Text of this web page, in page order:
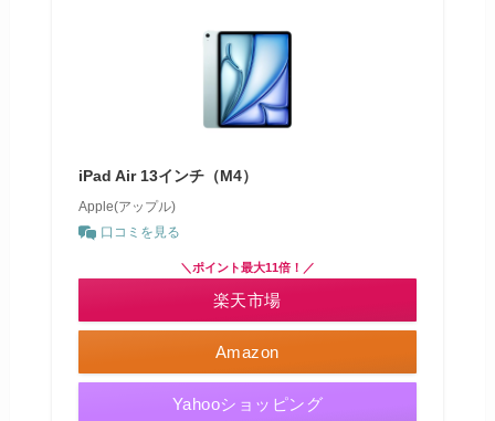
iPad Air 13インチ（M4）
Apple(アップル)
口コミを見る
Amazon
＼ポイント最大11倍！／
楽天市場
Yahooショッピング